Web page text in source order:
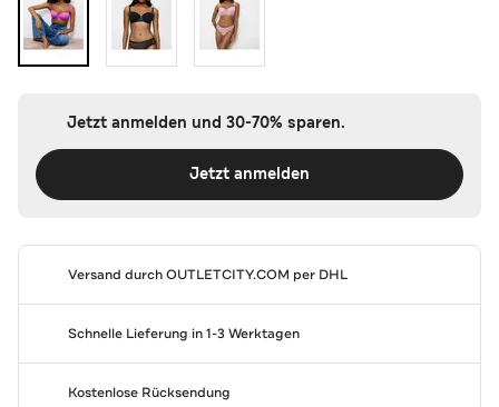
Jetzt anmelden und 30-70% sparen.
Jetzt anmelden
Versand durchOUTLETCITY.COM per DHL
Schnelle Lieferung in 1-3 Werktagen
Kostenlose Rücksendung